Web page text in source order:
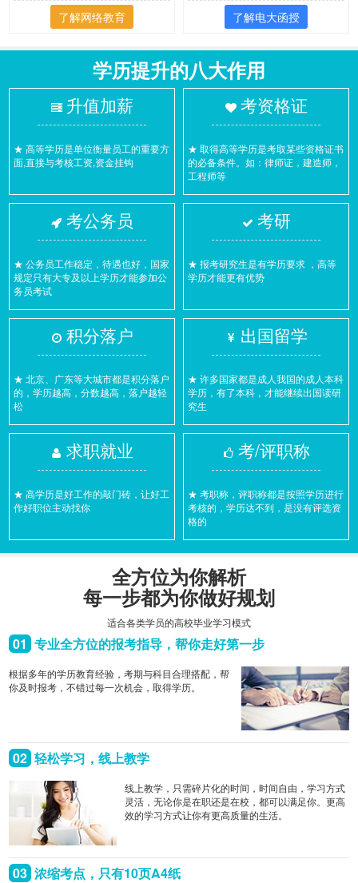
了解网络教育 了解电大函授
学历提升的八大作用
升值加薪
★ 高等学历是单位衡量员工的重要方
面,直接与考核工资,资金挂钩
考资格证
★ 取得高等学历是考取某些资格证书
的必备条件。如：律师证，建造师，
工程师等
考公务员
★ 公务员工作稳定，待遇也好，国家
规定只有大专及以上学历才能参加公
务员考试
考研
★ 报考研究生是有学历要求 ，高等
学历才能更有优势
积分落户
★ 北京、广东等大城市都是积分落户
的，学历越高，分数越高，落户越轻
松
出国留学
★ 许多国家都是成人我国的成人本科
学历，有了本科，才能继续出国读研
究生
求职就业
★ 高学历是好工作的敲门砖，让好工
作好职位主动找你
考/评职称
★ 考职称，评职称都是按照学历进行
考核的，学历达不到，是没有评选资
格的
全方位为你解析
每一步都为你做好规划
适合各类学员的高校毕业学习模式
01 专业全方位的报考指导，帮你走好第一步
根据多年的学历教育经验，考期与科目合理搭配，帮
你及时报考，不错过每一次机会，取得学历。
02 轻松学习，线上教学
线上教学，只需碎片化的时间，时间自由，学习方式
灵活，无论你是在职还是在校，都可以满足你。更高
效的学习方式让你有更高质量的生活。
03 浓缩考点，只有10页A4纸